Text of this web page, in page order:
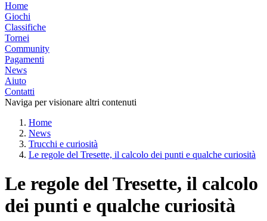
Home
Giochi
Classifiche
Tornei
Community
Pagamenti
News
Aiuto
Contatti
Naviga per visionare altri contenuti
Home
News
Trucchi e curiosità
Le regole del Tresette, il calcolo dei punti e qualche curiosità
Le regole del Tresette, il calcolo
dei punti e qualche curiosità